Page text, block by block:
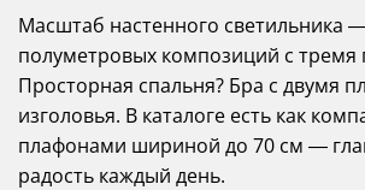
Масштаб настенного светильника
полуметровых композиций с
Просторная спальня? Бра с двумя
изголовья. В каталоге есть как
плафонами шириной до 70 см —
радость каждый день.